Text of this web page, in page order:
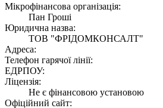
Мікрофінансова організація:
Пан Гроші
Юридична назва:
ТОВ "ФРIДОМКОНСАЛТ"
Адреса:
Телефон гарячої лінії:
ЕДРПОУ:
Ліцензія:
Не є фінансовою установою
Офіційний сайт: